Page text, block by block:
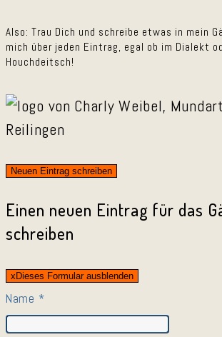
Also: Trau Dich und schreibe etwas in mein
mich über jeden Eintrag, egal ob im Dialekt
Houchdeitsch!
Einen neuen Eintrag für das
schreiben
xDieses Formular ausblenden
Name *